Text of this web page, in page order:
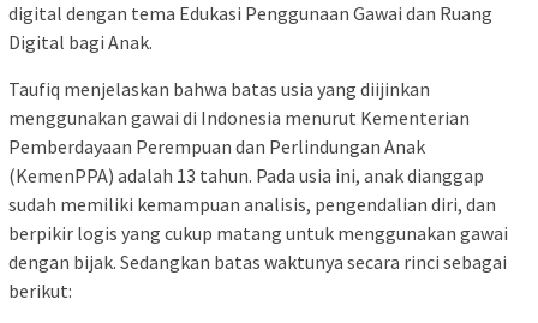
digital dengan tema Edukasi Penggunaan Gawai dan Ruang
Digital bagi Anak.
Taufiq menjelaskan bahwa batas usia yang diijinkan
menggunakan gawai di Indonesia menurut Kementerian
Pemberdayaan Perempuan dan Perlindungan Anak
(KemenPPA) adalah 13 tahun. Pada usia ini, anak dianggap
sudah memiliki kemampuan analisis, pengendalian diri, dan
berpikir logis yang cukup matang untuk menggunakan gawai
dengan bijak. Sedangkan batas waktunya secara rinci sebagai
berikut: